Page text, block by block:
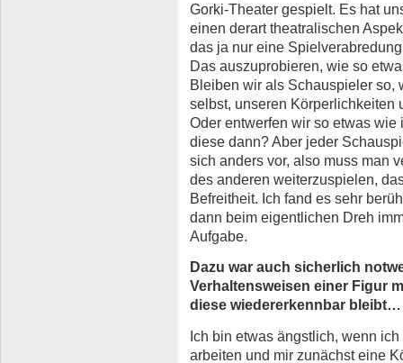
Gorki-Theater gespielt. Es hat
einen derart theatralischen
das ja nur eine
Das auszuprobieren, wie so
Bleiben wir als Schauspieler so,
selbst, unseren Körperlichkeiten
Oder entwerfen wir so etwas
diese dann? Aber jeder
sich anders vor, also muss man
des anderen weiterzuspielen,
Befreitheit. Ich fand es sehr
dann beim eigentlichen Dreh
Aufgabe.
Dazu war auch sicherlich
Verhaltensweisen einer Figur
diese wiedererkennbar bleibt…
Ich bin etwas ängstlich, wenn
arbeiten und mir zunächst eine